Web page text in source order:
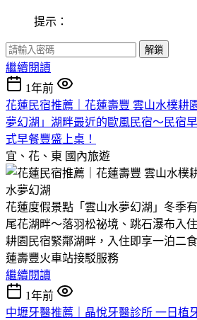
提示：
解鎖
繼續閱讀
1年前
花蓮民宿推薦｜花蓮壽豐 雲山水樸耕
夢幻湖」湖畔最近的歐風民宿～民宿
式早餐豐盛上桌！
宜、花、東 國內旅遊
花蓮度假景點「雲山水夢幻湖」冬季
尾花湖畔～落羽松祕境、跳石瀑布入
耕園民宿緊鄰湖畔，入住即享一泊二
蓮壽豐火車站接駁服務
繼續閱讀
1年前
中壢牙醫推薦｜晶悅牙醫診所 一日植